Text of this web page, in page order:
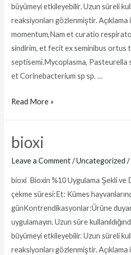
büyümeyi etkileyebilir. Uzun süreli
reaksiyonları gözlenmiştir.
momentum,Nam et curatio
sindirim, et fecit ex seminibus ortus
septisemi.Mycoplasma, Pasteurella
et Corinebacterium sp sp. …
bioxinin
Read More »
bioxi
Leave a Comment /Uncategorized /
bioxi Bioxin %10 Uygulama Şekli ve
çekme süresi:Et: Kümes
günKontrendikasyonlar:Ürüne
uygulamayın. Uzun süre
büyümeyi etkileyebilir. Uzun süreli
reaksiyonları gözlenmiştir.